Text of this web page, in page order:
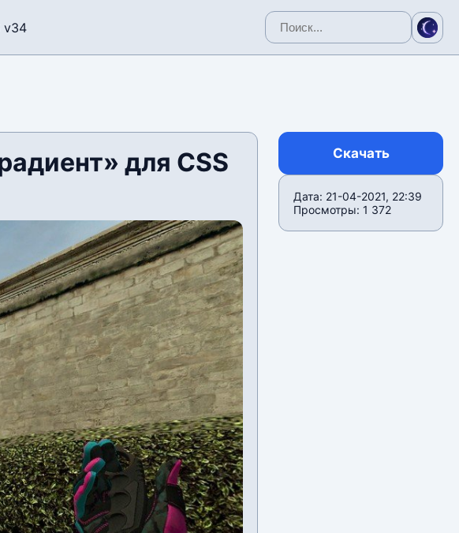
v34
для CSS
Скачать
Дата: 21-04-2021, 22:39
Просмотры: 1 372